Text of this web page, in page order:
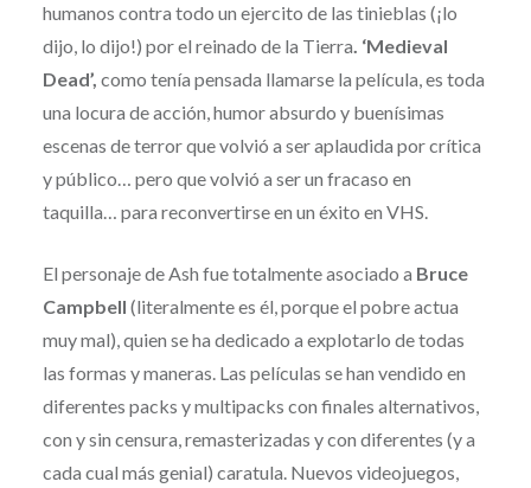
humanos contra todo un ejercito de las tinieblas (¡lo
dijo, lo dijo!) por el reinado de la Tierra. ‘Medieval
Dead’, como tenía pensada llamarse la película, es toda
una locura de acción, humor absurdo y buenísimas
escenas de terror que volvió a ser aplaudida por crítica
y público… pero que volvió a ser un fracaso en
taquilla… para reconvertirse en un éxito en VHS.
El personaje de Ash fue totalmente asociado a Bruce
Campbell (literalmente es él, porque el pobre actua
muy mal), quien se ha dedicado a explotarlo de todas
las formas y maneras. Las películas se han vendido en
diferentes packs y multipacks con finales alternativos,
con y sin censura, remasterizadas y con diferentes (y a
cada cual más genial) caratula. Nuevos videojuegos,